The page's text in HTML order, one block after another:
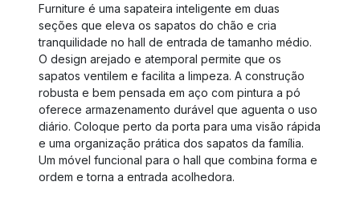
Furniture é uma sapateira inteligente em duas
seções que eleva os sapatos do chão e cria
tranquilidade no hall de entrada de tamanho médio.
O design arejado e atemporal permite que os
sapatos ventilem e facilita a limpeza. A construção
robusta e bem pensada em aço com pintura a pó
oferece armazenamento durável que aguenta o uso
diário. Coloque perto da porta para uma visão rápida
e uma organização prática dos sapatos da família.
Um móvel funcional para o hall que combina forma e
ordem e torna a entrada acolhedora.